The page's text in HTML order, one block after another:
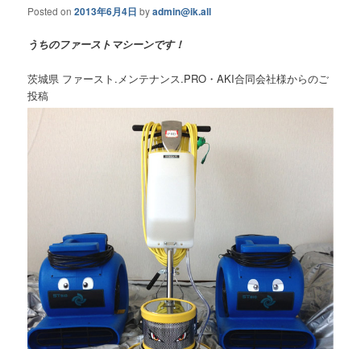
Posted on2013年6月4日 byadmin@ik.all
うちのファーストマシーンです！
茨城県 ファースト.メンテナンス.PRO・AKI合同会社様からのご
投稿